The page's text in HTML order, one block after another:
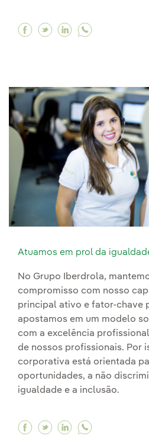
Facebook Paula
Twitter Paula
Linkedin
Atuamos em prol da
No Grupo Iberdrola,
compromisso com nosso
principal ativo e fator-chave
apostamos em um modelo
com a excelência
de nossos profissionais. Por
corporativa está orientada
oportunidades, a não
igualdade e a inclusão.
Facebook Atuamos
Twitter Atuamos
Linkedin